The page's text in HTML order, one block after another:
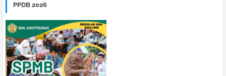
PPDB 2026